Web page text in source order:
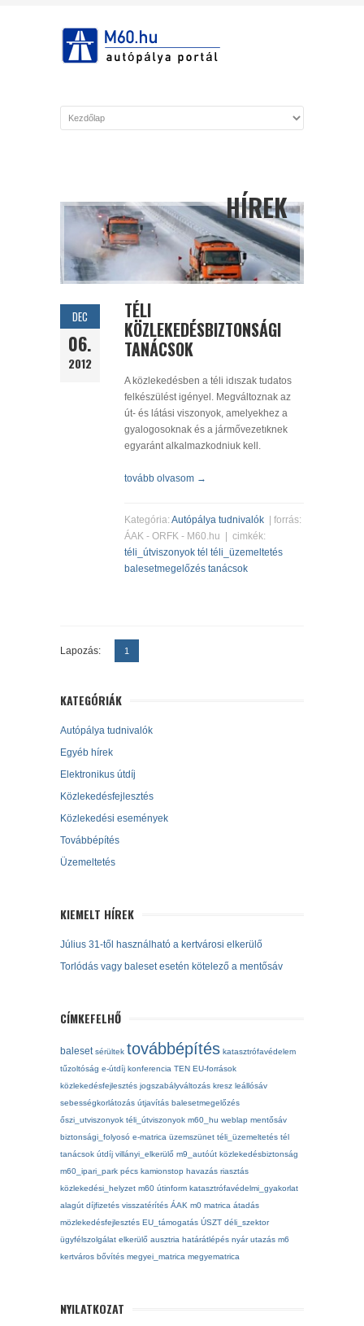
HÍREK
DEC
06.
2012
TÉLI
KÖZLEKEDÉSBIZTONSÁGI
TANÁCSOK
A közlekedésben a téli idıszak tudatos
felkészülést igényel. Megváltoznak az
út- és látási viszonyok, amelyekhez a
gyalogosoknak és a jármővezetıknek
egyaránt alkalmazkodniuk kell.
tovább olvasom →
Kategória: Autópálya tudnivalók | forrás:
ÁAK - ORFK - M60.hu | cimkék:
téli_útviszonyok tél téli_üzemeltetés
balesetmegelőzés tanácsok
Lapozás: 1
KATEGÓRIÁK
Autópálya tudnivalók
Egyéb hírek
Elektronikus útdíj
Közlekedésfejlesztés
Közlekedési események
Továbbépítés
Üzemeltetés
KIEMELT HÍREK
Július 31-től használható a kertvárosi elkerülő
Torlódás vagy baleset esetén kötelező a mentősáv
CÍMKEFELHŐ
baleset sérültek továbbépítés katasztrófavédelem
tűzoltóság e-útdíj konferencia TEN EU-források
közlekedésfejlesztés jogszabályváltozás kresz leállósáv
sebességkorlátozás útjavítás balesetmegelőzés
őszi_utviszonyok téli_útviszonyok m60_hu weblap mentősáv
biztonsági_folyosó e-matrica üzemszünet téli_üzemeltetés tél
tanácsok útdíj villányi_elkerülő m9_autóút közlekedésbiztonság
m60_ipari_park pécs kamionstop havazás riasztás
közlekedési_helyzet m60 útinform katasztrófavédelmi_gyakorlat
alagút díjfizetés visszatérítés ÁAK m0 matrica átadás
mözlekedésfejlesztés EU_támogatás ÚSZT déli_szektor
ügyfélszolgálat elkerülő ausztria határátlépés nyár utazás m6
kertváros bővítés megyei_matrica megyematrica
NYILATKOZAT